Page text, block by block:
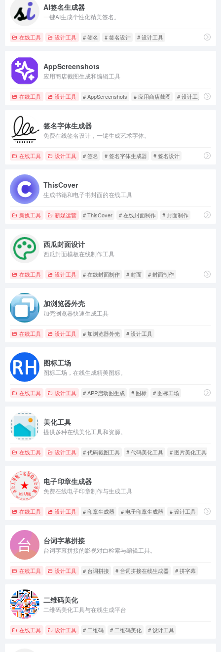
AI签名生成器
一键AI生成个性化精美签名。
在线工具 设计工具 # 签名 # 签名设计 # 设计工具
AppScreenshots
应用商店截图生成和编辑工具
在线工具 设计工具 # AppScreenshots # 应用商店截图 # 设计工具
签名字体生成器
免费在线签名设计，一键生成艺术字体。
在线工具 设计工具 # 签名 # 签名字体生成器 # 签名设计
ThisCover
生成书籍和电子书封面的在线工具
新媒工具 新媒运营 # ThisCover # 在线封面制作 # 封面制作
西瓜封面设计
西瓜封面模板在线制作工具
在线工具 设计工具 # 在线封面制作 # 封面 # 封面制作
加浏览器外壳
加壳浏览器快速生成工具
在线工具 设计工具 # 加浏览器外壳 # 设计工具
图标工场
图标工场，在线生成精美图标。
在线工具 设计工具 # APP启动图生成 # 图标 # 图标工场
美化工具
提供多种在线美化工具和资源。
在线工具 设计工具 # 代码截图工具 # 代码美化工具 # 图片美化工具
电子印章生成器
免费在线电子印章制作与生成工具
在线工具 设计工具 # 印章生成器 # 电子印章生成器 # 设计工具
台词字幕拼接
台词字幕拼接的影视对白检索与编辑工具。
在线工具 设计工具 # 台词拼接 # 台词拼接在线生成器 # 拼字幕
二维码美化
二维码美化工具与在线生成平台
在线工具 设计工具 # 二维码 # 二维码美化 # 设计工具